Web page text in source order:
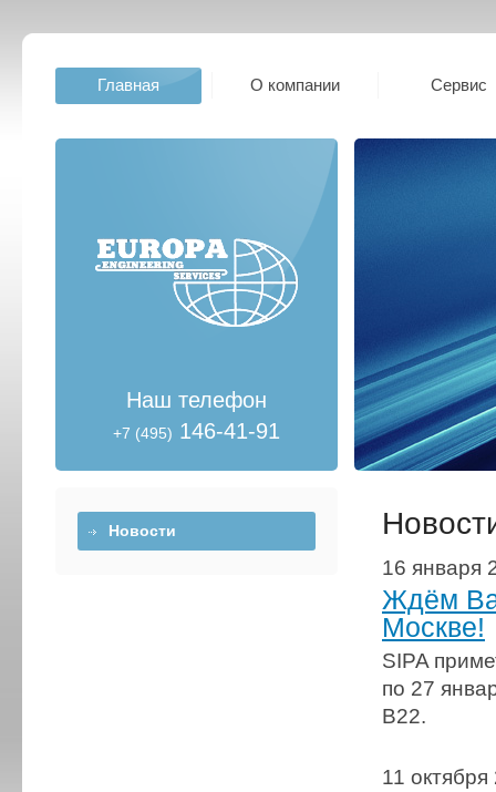
Главная О компании Сервис
Наш телефон
+7 (495) 146-41-91
Новости
16 января
Ждём
Москве!
SIPA
по 27
B22.
11